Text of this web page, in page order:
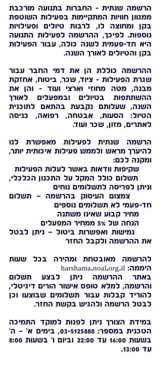
הרשמה שנתית - החברות בתנועה מורכבת
ממגוון חוויות המתקיימות בפעילות השוטפת
בקן ומחוצה לו, לרבות טיולים ופעילויות
נוספות. לפיכך, ההרשמה לפעילות התנועה
היא חד-פעמית לשנה כולה, עבור הפעילות
בקן והטיולים לאורך השנה.
ההרשמה כוללת הן את דמי החבר עבור
שגרת הפעילות - ציוד, שכר, ביטוח, אחזקת
מבנה, מטה מחוזי וארצי ועוד - והן את
ההשתתפות בטיולים ובמפעלים לאורך
השנה, שעלותם נקבעת בהתאם לתוכנית
הטיול: הסעות, אבטחה, רפואה, כניסה
לאתרים, מזון, שכר ועוד.
הרשמה שנתית לפעילות מאפשרת לנו
להיערך מראש ולממש פעילות איכותית יותר,
ומקנה לכם:
שקיפות וודאות באשר לעלות הפעילות
תשלום כולל המקל על התכנון הכלכלי,
וניתן לפריסה לתשלומים נוחים
צמצום העיסוק בהרשמה – תשלום
חד-פעמי לא תשלומים נוספים
מחיר קבוע שאינו משתנה
הנחה של 5% ממחיר המפעלים
גמישות ואפשרות ביטול – ניתן לבטל
את ההרשמה ולקבל החזר
להרשמה מאובטחת ומהירה בכל שעות
היממה: harshama.noal.org.il
באתר ההרשמה ניתן לבצע תשלום
והרשמה, למלא טופס אישור הורים דיגיטלי,
להוריד קבלות עבור תשלומים שבוצעו וכן
לבטל הרשמה ולהגיש בקשת החזר.
במידת הצורך ניתן לפנות למוקד התמיכה
הטכנית במספר:03-5125888, בימים א' – ה'
בשעות 16:00 עד 22:00 וביום ו' בשעות 8:00
עד 13:00.